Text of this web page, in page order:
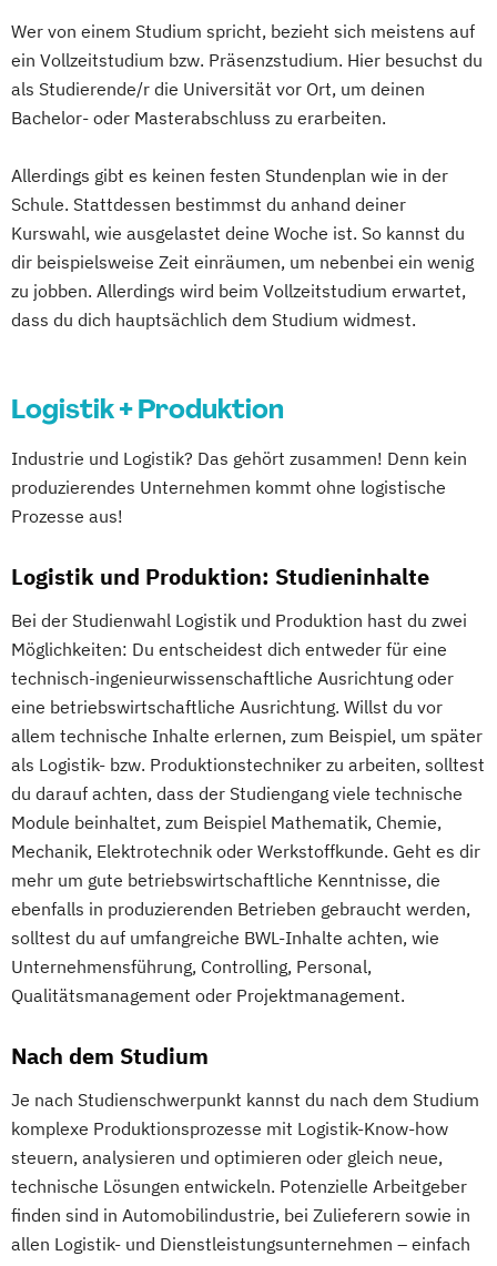
Wer von einem Studium spricht, bezieht sich meistens auf
ein Vollzeitstudium bzw. Präsenzstudium. Hier besuchst du
als Studierende/r die Universität vor Ort, um deinen
Bachelor- oder Masterabschluss zu erarbeiten.
Allerdings gibt es keinen festen Stundenplan wie in der
Schule. Stattdessen bestimmst du anhand deiner
Kurswahl, wie ausgelastet deine Woche ist. So kannst du
dir beispielsweise Zeit einräumen, um nebenbei ein wenig
zu jobben. Allerdings wird beim Vollzeitstudium erwartet,
dass du dich hauptsächlich dem Studium widmest.
Logistik + Produktion
Industrie und Logistik? Das gehört zusammen! Denn kein
produzierendes Unternehmen kommt ohne logistische
Prozesse aus!
Logistik und Produktion: Studieninhalte
Bei der Studienwahl Logistik und Produktion hast du zwei
Möglichkeiten: Du entscheidest dich entweder für eine
technisch-ingenieurwissenschaftliche Ausrichtung oder
eine betriebswirtschaftliche Ausrichtung. Willst du vor
allem technische Inhalte erlernen, zum Beispiel, um später
als Logistik- bzw. Produktionstechniker zu arbeiten, solltest
du darauf achten, dass der Studiengang viele technische
Module beinhaltet, zum Beispiel Mathematik, Chemie,
Mechanik, Elektrotechnik oder Werkstoffkunde. Geht es dir
mehr um gute betriebswirtschaftliche Kenntnisse, die
ebenfalls in produzierenden Betrieben gebraucht werden,
solltest du auf umfangreiche BWL-Inhalte achten, wie
Unternehmensführung, Controlling, Personal,
Qualitätsmanagement oder Projektmanagement.
Nach dem Studium
Je nach Studienschwerpunkt kannst du nach dem Studium
komplexe Produktionsprozesse mit Logistik-Know-how
steuern, analysieren und optimieren oder gleich neue,
technische Lösungen entwickeln. Potenzielle Arbeitgeber
finden sind in Automobilindustrie, bei Zulieferern sowie in
allen Logistik- und Dienstleistungsunternehmen – einfach